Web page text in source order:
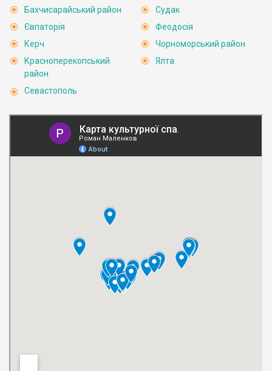
Бахчисарайський район
Євпаторія
Керч
Красноперекопський
район
Севастополь
Судак
Феодосія
Чорноморський район
Ялта